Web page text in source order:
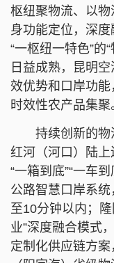
枢纽聚物流、以
身功能定位，深度
“一枢纽一特色”的
日益成熟，昆明
效优势和口岸功
时效性农产品集聚
持续创新的物
红河（河口）陆
“一箱到底”“一车
公路智慧口岸系
至10分钟以内；
业”深度融合模式
定制化供应链方